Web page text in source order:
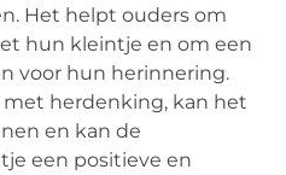
Het helpt ouders om
hun kleintje en om een
voor hun herinnering.
met herdenking, kan het
en kan de
een positieve en